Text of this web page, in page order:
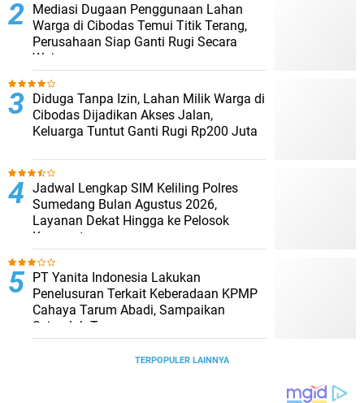
Mediasi Dugaan Penggunaan Lahan
Warga di Cibodas Temui Titik Terang,
Perusahaan Siap Ganti Rugi Secara
Wajar
Diduga Tanpa Izin, Lahan Milik Warga di
Cibodas Dijadikan Akses Jalan,
Keluarga Tuntut Ganti Rugi Rp200 Juta
Jadwal Lengkap SIM Keliling Polres
Sumedang Bulan Agustus 2026,
Layanan Dekat Hingga ke Pelosok
Kecamatan
PT Yanita Indonesia Lakukan
Penelusuran Terkait Keberadaan KPMP
Cahaya Tarum Abadi, Sampaikan
Sejumlah Temuan
TERPOPULER LAINNYA